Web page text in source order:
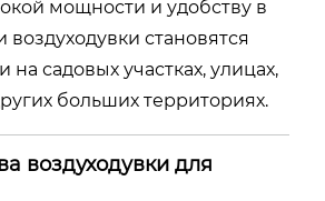
мощности и удобству в
воздуходувки становятся
садовых участках, улицах,
больших территориях.
воздуходувки для